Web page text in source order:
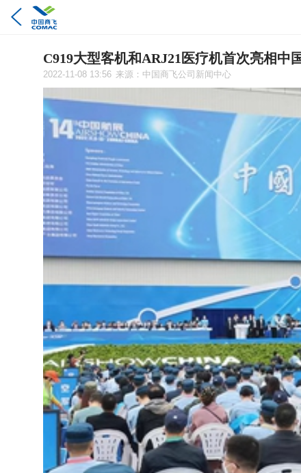
C919大型客机和ARJ21医疗机首次亮相中
2022-11-08 13:56 来源：中国商飞公司新闻中心